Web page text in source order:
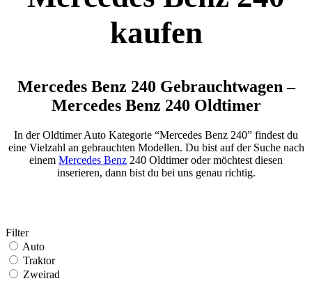
kaufen
Mercedes Benz 240 Gebrauchtwagen –
Mercedes Benz 240 Oldtimer
In der Oldtimer Auto Kategorie “Mercedes Benz 240” findest du
eine Vielzahl an gebrauchten Modellen. Du bist auf der Suche nach
einem Mercedes Benz 240 Oldtimer oder möchtest diesen
inserieren, dann bist du bei uns genau richtig.
Filter
Auto
Traktor
Zweirad